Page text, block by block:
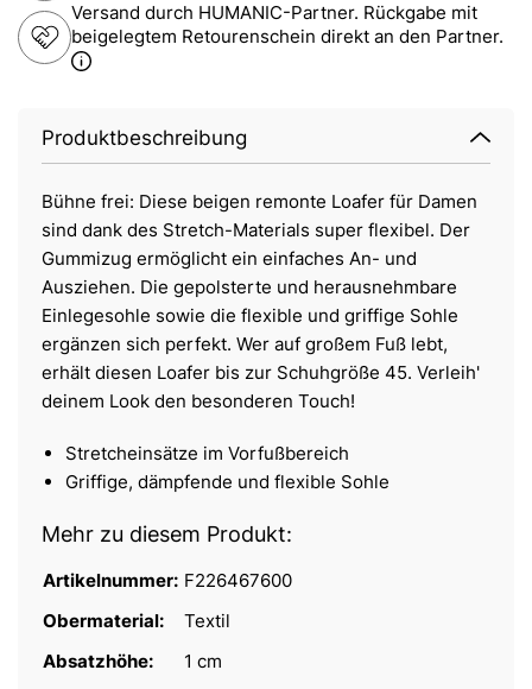
Versand durch HUMANIC-Partner. Rückgabe mit
beigelegtem Retourenschein direkt an den Partner.
Produktbeschreibung
Bühne frei: Diese beigen remonte Loafer für Damen
sind dank des Stretch-Materials super flexibel. Der
Gummizug ermöglicht ein einfaches An- und
Ausziehen. Die gepolsterte und herausnehmbare
Einlegesohle sowie die flexible und griffige Sohle
ergänzen sich perfekt. Wer auf großem Fuß lebt,
erhält diesen Loafer bis zur Schuhgröße 45. Verleih'
deinem Look den besonderen Touch!
Stretcheinsätze im Vorfußbereich
Griffige, dämpfende und flexible Sohle
Mehr zu diesem Produkt:
Artikelnummer: F226467600
Obermaterial:
Textil
Absatzhöhe:
1 cm